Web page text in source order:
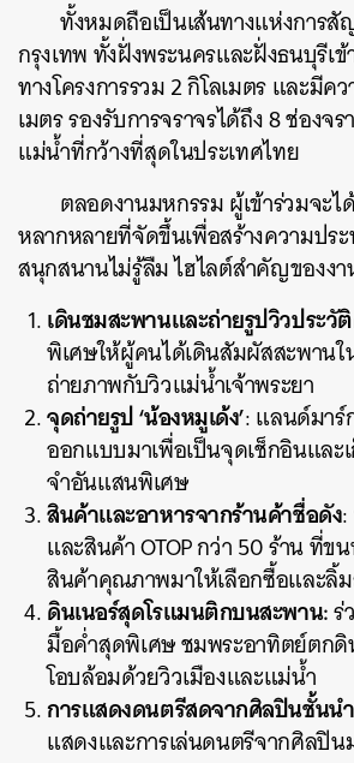
ทั้งหมดถือเป็นเส้นทางแห่งการ
กรุงเทพ ทั้งฝั่งพระนครและฝั่งธนบุรีเ
ทางโครงการรวม 2 กิโลเมตร และมีค
เมตร รองรับการจราจรได้ถึง 8 ช่องจ
แม่น้ำที่กว้างที่สุดในประเทศไทย
ตลอดงานมหกรรม ผู้เข้าร่วมจะ
หลากหลายที่จัดขึ้นเพื่อสร้างความปร
สนุกสนานไม่รู้ลืม ไฮไลต์สำคัญของง
เดินชมสะพานและถ่ายรูปวิวประวั
พิเศษให้ผู้คนได้เดินสัมผัสสะพาน
ถ่ายภาพกับวิวแม่น้ำเจ้าพระยา
จุดถ่ายรูป ‘น้องหมูเด้ง’: แลนด์มา
ออกแบบมาเพื่อเป็นจุดเช็กอินและ
จำอันแสนพิเศษ
สินค้าและอาหารจากร้านค้าชื่อดัง
และสินค้า OTOP กว่า 50 ร้าน ที่ข
สินค้าคุณภาพมาให้เลือกซื้อและลิ้
ดินเนอร์สุดโรแมนติกบนสะพาน:ร่
มื้อค่ำสุดพิเศษ ชมพระอาทิตย์ตก
โอบล้อมด้วยวิวเมืองและแม่น้ำ
การแสดงดนตรีสดจากศิลปินชั้นน
แสดงและการเล่นดนตรีจากศิลปิ